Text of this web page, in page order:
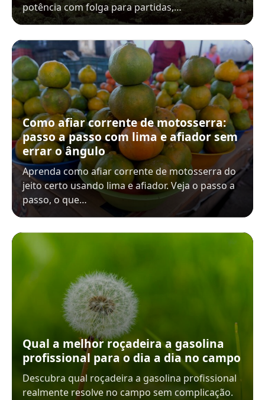
potência com folga para partidas,…
Como afiar corrente de motosserra:
passo a passo com lima e afiador sem
errar o ângulo
Aprenda como afiar corrente de motosserra do
jeito certo usando lima e afiador. Veja o passo a
passo, o que…
Qual a melhor roçadeira a gasolina
profissional para o dia a dia no campo
Descubra qual roçadeira a gasolina profissional
realmente resolve no campo sem complicação.